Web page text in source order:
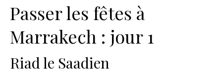
Passer les fêtes à
Marrakech : jour 1
Riad le Saadien